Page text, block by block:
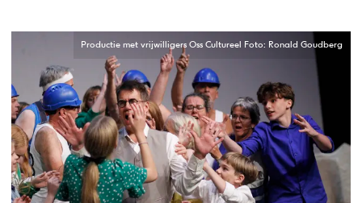
Productie met vrijwilligers Oss Cultureel Foto: Ronald Goudberg